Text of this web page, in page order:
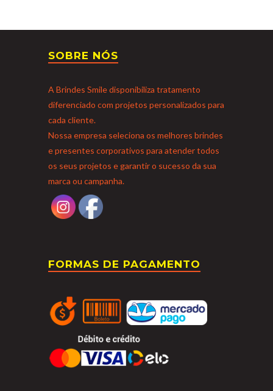
SOBRE NÓS
A Brindes Smile disponibiliza tratamento
diferenciado com projetos personalizados para
cada cliente.
Nossa empresa seleciona os melhores brindes
e presentes corporativos para atender todos
os seus projetos e garantir o sucesso da sua
marca ou campanha.
FORMAS DE PAGAMENTO